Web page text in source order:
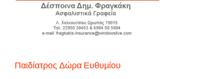
Παιδίατρος Δώρα Ευθυμίου